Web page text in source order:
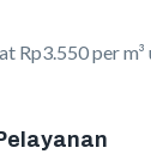
Rp3.550 per